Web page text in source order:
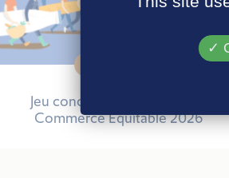
Jeu concours – Quinzaine du
Commerce Equitable 2026